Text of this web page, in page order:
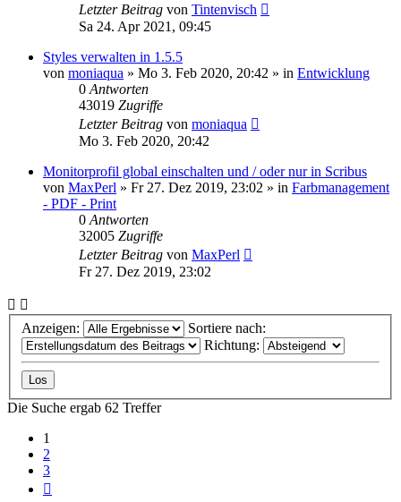
Letzter Beitrag von Tintenvisch
Sa 24. Apr 2021, 09:45
Styles verwalten in 1.5.5
von moniaqua » Mo 3. Feb 2020, 20:42 » in Entwicklung
0 Antworten
43019 Zugriffe
Letzter Beitrag von moniaqua
Mo 3. Feb 2020, 20:42
Monitorprofil global einschalten und / oder nur in Scribus
von MaxPerl » Fr 27. Dez 2019, 23:02 » in Farbmanagement
- PDF - Print
0 Antworten
32005 Zugriffe
Letzter Beitrag von MaxPerl
Fr 27. Dez 2019, 23:02
Anzeigen:
Sortiere nach:
Richtung:
Die Suche ergab 62 Treffer
1
2
3